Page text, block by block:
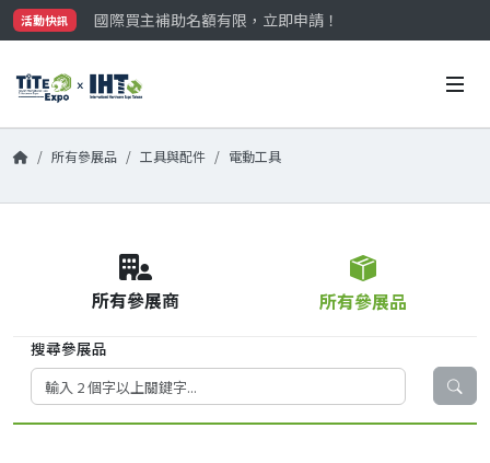
活動快訊
國際買主補助名額有限，立即申請！
參觀門票開放申請中‼️
國際買主補助名額有限，立即申請！
所有參展品 工具與配件 電動工具
所有參展商 所有參展品
搜尋參展品